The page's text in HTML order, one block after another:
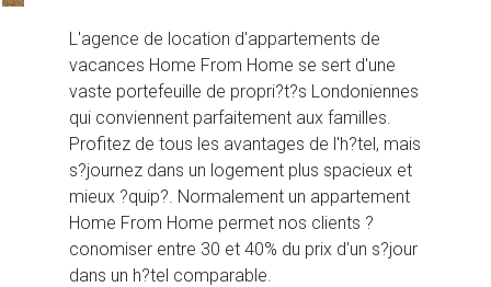
L'agence de location d'appartements de
vacances Home From Home se sert d'une
vaste portefeuille de propri?t?s Londoniennes
qui conviennent parfaitement aux familles.
Profitez de tous les avantages de l'h?tel, mais
s?journez dans un logement plus spacieux et
mieux ?quip?. Normalement un appartement
Home From Home permet nos clients ?
conomiser entre 30 et 40% du prix d'un s?jour
dans un h?tel comparable.